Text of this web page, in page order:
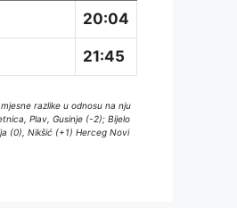
20:04
21:45
razlike u odnosu na nju
Plav, Gusinje (-2); Bijelo
(0), Nikšić (+1) Herceg Novi